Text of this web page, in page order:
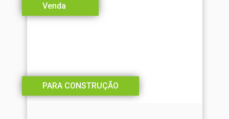
Venda
PARA CONSTRUÇÃO